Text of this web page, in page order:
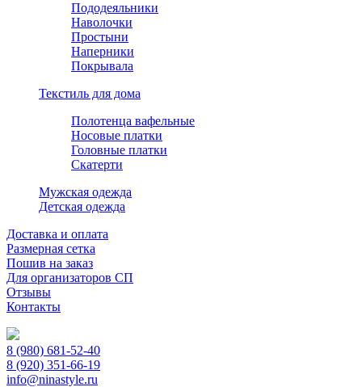
Пододеяльники
Наволочки
Простыни
Наперники
Покрывала
Текстиль для дома
Полотенца вафельные
Носовые платки
Головные платки
Скатерти
Мужская одежда
Детская одежда
Доставка и оплата
Размерная сетка
Пошив на заказ
Для организаторов СП
Отзывы
Контакты
8 (980) 681-52-40
8 (920) 351-66-19
info@ninastyle.ru